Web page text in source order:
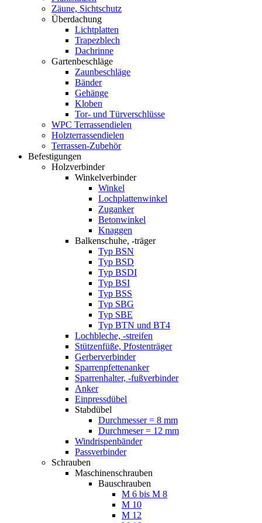
Zäune, Sichtschutz
Überdachung
Lichtplatten
Trapezblech
Dachrinne
Gartenbeschläge
Zaunbeschläge
Bänder
Gehänge
Kloben
Tor- und Türverschlüsse
WPC Terrassendielen
Holzterrassendielen
Terrassen-Zubehör
Befestigungen
Holzverbinder
Winkelverbinder
Winkel
Lochplattenwinkel
Zuganker
Betonwinkel
Knaggen
Balkenschuhe, -träger
Typ BSN
Typ BSD
Typ BSDI
Typ BSI
Typ BSS
Typ SBG
Typ SBE
Typ BTN und BT4
Lochbleche, -streifen
Stützenfüße, Pfostenträger
Gerberverbinder
Sparrenpfettenanker
Sparrenhalter, -fußverbinder
Anker
Einpressdübel
Stabdübel
Durchmesser = 8 mm
Durchmeser = 12 mm
Windrispenbänder
Passverbinder
Schrauben
Maschinenschrauben
Bauschrauben
M 6 bis M 8
M 10
M 12